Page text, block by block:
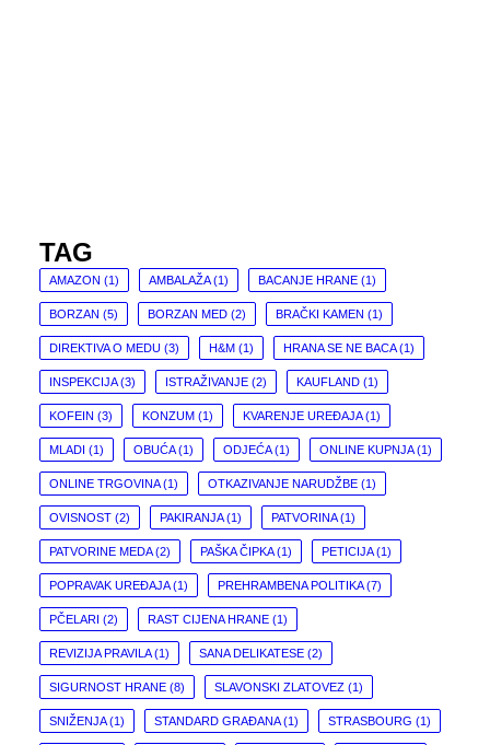
TAG
AMAZON (1) AMBALAŽA(1) BACANJE HRANE (1)
BORZAN (5) BORZAN MED (2) BRAČKI KAMEN (1)
DIREKTIVA O MEDU (3) H&M (1) HRANA SE NE BACA(1)
INSPEKCIJA(3) ISTRAŽIVANJE (2) KAUFLAND (1)
KOFEIN (3) KONZUM (1) KVARENJE UREĐAJA(1)
MLADI (1) OBUĆA(1) ODJEĆA(1) ONLINE KUPNJA(1)
ONLINE TRGOVINA(1) OTKAZIVANJE NARUDŽBE (1)
OVISNOST (2) PAKIRANJA(1) PATVORINA(1)
PATVORINE MEDA(2) PAŠKA ČIPKA(1) PETICIJA(1)
POPRAVAK UREĐAJA(1) PREHRAMBENA POLITIKA(7)
PČELARI (2) RAST CIJENA HRANE (1)
REVIZIJA PRAVILA(1) SANA DELIKATESE (2)
SIGURNOST HRANE (8) SLAVONSKI ZLATOVEZ (1)
SNIŽENJA(1) STANDARD GRAĐANA(1) STRASBOURG (1)